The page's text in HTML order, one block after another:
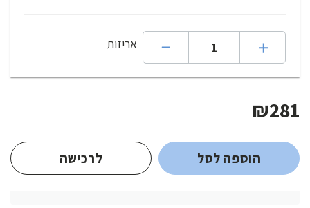
אריזות
₪281
הוספה לסל לרכישה